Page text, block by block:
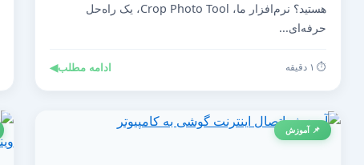
هستید؟ نرم‌افزار ما، Crop Photo Tool، یک راه‌حل
حرفه‌ای...
⏱️ ۱ دقیقه ادامه مطلب◀
📌 آموزش